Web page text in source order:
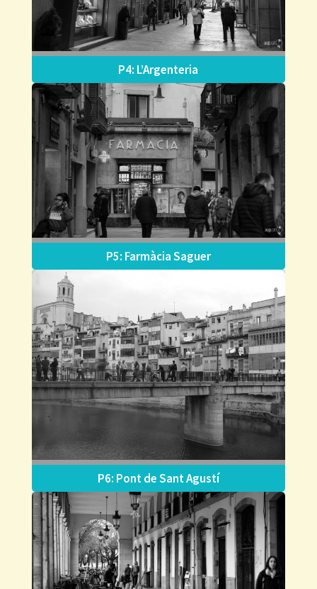
P4: L’Argenteria
P5: Farmàcia Saguer
P6: Pont de Sant Agustí